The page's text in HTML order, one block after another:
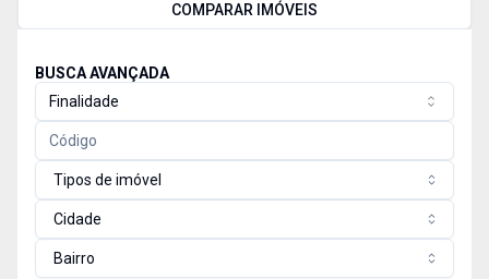
COMPARAR IMÓVEIS
BUSCA AVANÇADA
Finalidade
Tipos de imóvel
Cidade
Bairro